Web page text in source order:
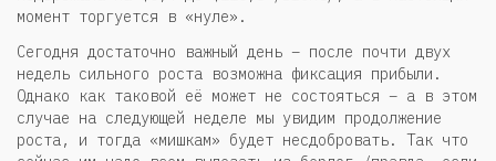
момент торгуется в «нуле».
Сегодня достаточно важный день – после почти двух
недель сильного роста возможна фиксация прибыли.
Однако как таковой её может не состояться – а в этом
случае на следующей неделе мы увидим продолжение
роста, и тогда «мишкам» будет несдобровать. Так что